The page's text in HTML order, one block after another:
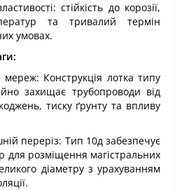
стійкість до корозії,
та тривалий термін
умовах.
мереж: Конструкція лотка типу
захищає трубопроводи від
тиску ґрунту та впливу
переріз: Тип 10д забезпечує
для розміщення магістральних
діаметру з урахуванням